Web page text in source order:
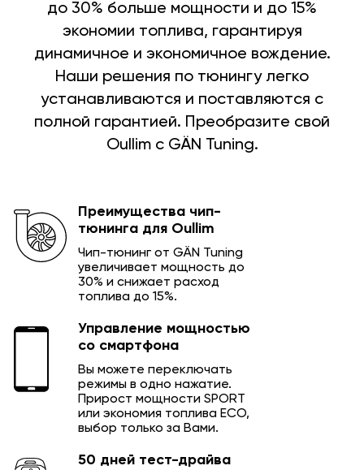
до 30% больше мощности и до 15%
экономии топлива, гарантируя
динамичное и экономичное вождение.
Наши решения по тюнингу легко
устанавливаются и поставляются с
полной гарантией. Преобразите свой
Oullim с GÄN Tuning.
Преимущества чип-
тюнинга для Oullim
Чип-тюнинг от GÄN Tuning
увеличивает мощность до
30% и снижает расход
топлива до 15%.
Управление мощностью
со смартфона
Вы можете переключать
режимы в одно нажатие.
Прирост мощности SPORT
или экономия топлива ECO,
выбор только за Вами.
50 дней тест-драйва